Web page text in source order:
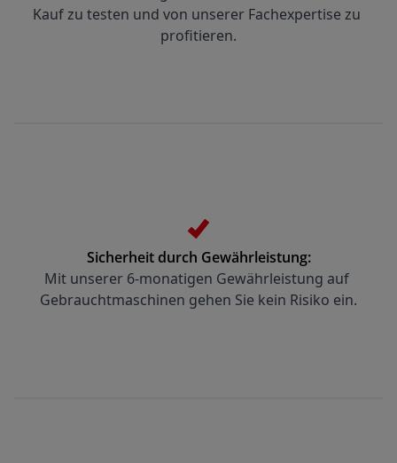
Kauf zu testen und von unserer Fachexpertise zu
profitieren.
Sicherheit durch Gewährleistung:
Mit unserer 6-monatigen Gewährleistung auf
Gebrauchtmaschinen gehen Sie kein Risiko ein.